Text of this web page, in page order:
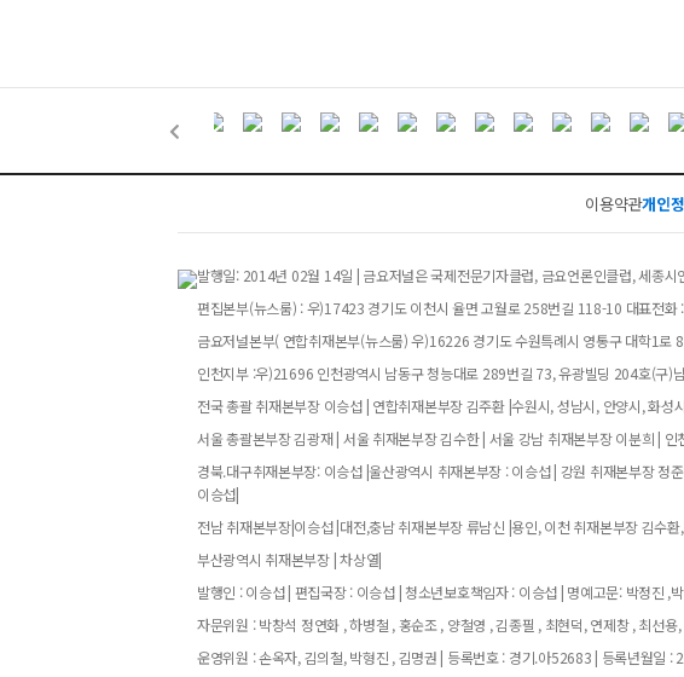
이용약관개인
발행일: 2014년 02월 14일 | 금요저널은 국제전문기자클럽, 금요언론인클럽, 세종
편집본부(뉴스룸) : 우)17423 경기도 이천시 율면 고월로 258번길 118-10 대표전
금요저널본부( 연합취재본부(뉴스룸) 우)16226 경기도 수원특례시 영통구 대학1로
인천지부 :우)21696 인천광역시 남동구 청능대로 289번길 73, 유광빌딩 204호(
전국 총괄 취재본부장 이승섭 | 연합취재본부장 김주환 |수원시, 성남시, 안양시, 화
서울 총괄본부장 김광재 | 서울 취재본부장 김수한 | 서울 강남 취재본부장 이분희 |
경북.대구취재본부장: 이승섭 |울산광역시 취재본부장 : 이승섭 | 강원 취재본부장
이승섭|
전남 취재본부장|이승섭 |대전,충남 취재본부장 류남신 |용인, 이천 취재본부장 김수
부산광역시 취재본부장 | 차상열|
발행인 : 이승섭 | 편집국장 : 이승섭 | 청소년보호책임자 : 이승섭 | 명예고문: 박정진
자문위원 : 박창석 정연화 , 하병철 , 홍순조 , 양철영 , 김종필 , 최현덕, 연제창 , 최선
운영위원 : 손옥자, 김의철, 박형진 , 김명권 | 등록번호 : 경기.아52683 | 등록년월